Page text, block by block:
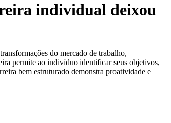
individual deixou
do mercado de trabalho,
permite ao indivíduo identificar seus objetivos,
bem estruturado demonstra proatividade e